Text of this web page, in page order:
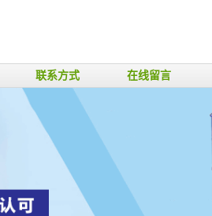
联系方式 在线留言